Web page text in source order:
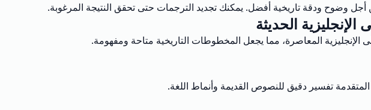
أجل وضوح ودقة تاريخية أفضل. يمكنك تجديد الترجمات حتى تحقق النتيجة المرغوبة.
الحديثة
الإنجليزية المعاصرة، مما يجعل المخطوطات التاريخية متاحة ومفهومة.
تفسير دقيق للنصوص القديمة وأنماط اللغة.